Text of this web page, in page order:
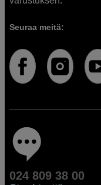
Seuraa meitä:
024 809 38 00